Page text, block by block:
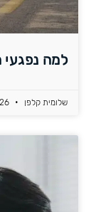
למה נפגעי
שלומית קלפן